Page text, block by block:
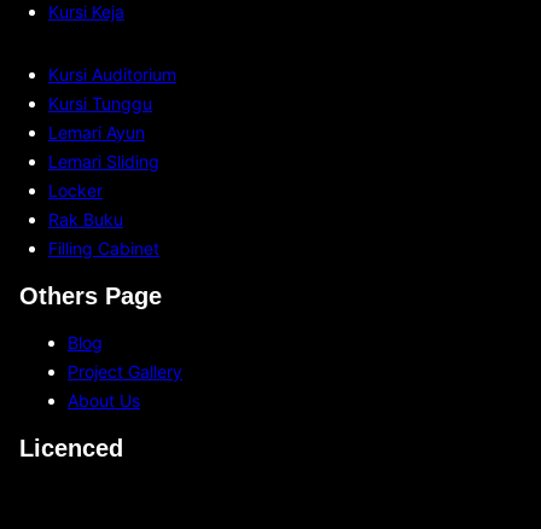
Kursi Keja
Kursi Auditorium
Kursi Tunggu
Lemari Ayun
Lemari Sliding
Locker
Rak Buku
Filling Cabinet
Others Page
Blog
Project Gallery
About Us
Licenced